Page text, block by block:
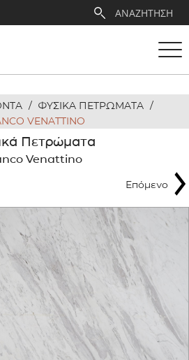
/ ΦΥΣΙΚΑ ΠΕΤΡΩΜΑΤΑ /
VENATTINO
Πετρώματα
Venattino
Επόμενο